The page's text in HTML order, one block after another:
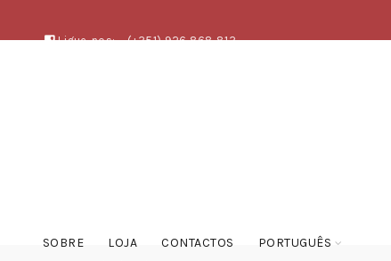
Ligue-nos: (+351) 926 868 813
SOBRE LOJA CONTACTOS PORTUGUÊS